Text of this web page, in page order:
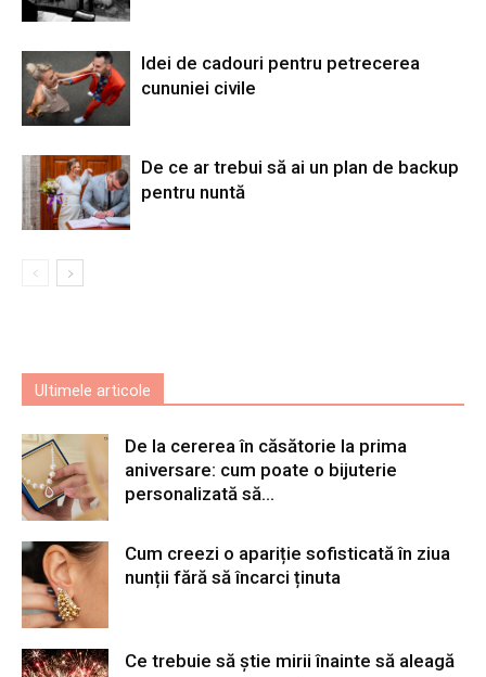
Idei de cadouri pentru petrecerea
cununiei civile
De ce ar trebui să ai un plan de backup
pentru nuntă
Ultimele articole
De la cererea în căsătorie la prima
aniversare: cum poate o bijuterie
personalizată să...
Cum creezi o apariție sofisticată în ziua
nunții fără să încarci ținuta
Ce trebuie să știe mirii înainte să aleagă